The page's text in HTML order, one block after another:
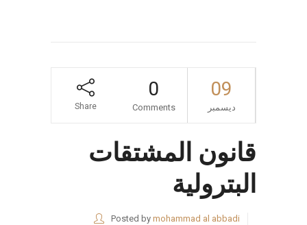
09
ديسمبر
0
Comments
Share
قانون المشتقات
البترولية
Posted by mohammad al abbadi